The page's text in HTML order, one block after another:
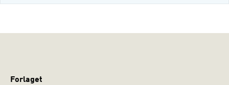
OG
Forlaget